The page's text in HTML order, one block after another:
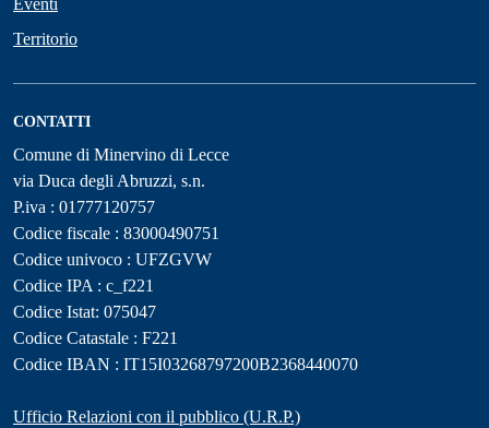
Eventi
Territorio
CONTATTI
Comune di Minervino di Lecce
via Duca degli Abruzzi, s.n.
P.iva : 01777120757
Codice fiscale : 83000490751
Codice univoco : UFZGVW
Codice IPA : c_f221
Codice Istat: 075047
Codice Catastale : F221
Codice IBAN : IT15I03268797200B2368440070
Ufficio Relazioni con il pubblico (U.R.P.)